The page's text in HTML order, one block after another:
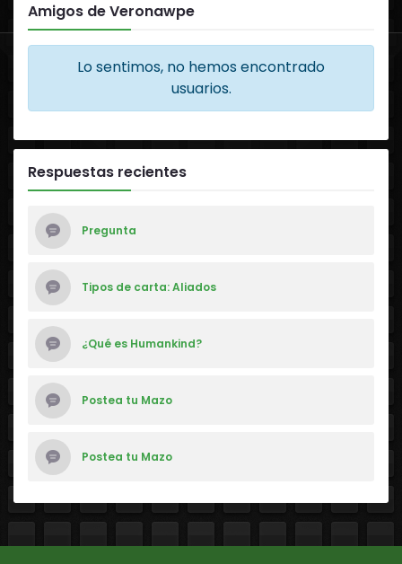
Amigos de Veronawpe
Lo sentimos, no hemos encontrado
usuarios.
Respuestas recientes
Pregunta
Tipos de carta: Aliados
¿Qué es Humankind?
Postea tu Mazo
Postea tu Mazo